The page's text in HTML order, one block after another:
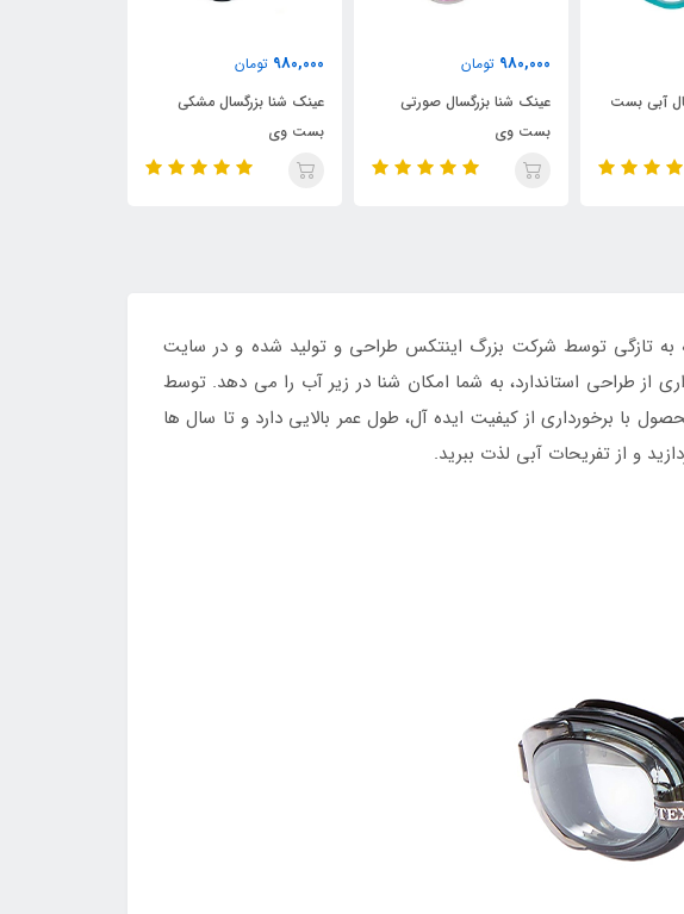
آبی بست
980,000 تومان
عینک شنا بزرگسال صورتی
بست وی
980,000 تومان
عینک شنا بزرگسال مشکی
بست وی
محصولی بی نظیر و جدید است که به تازگی توسط شرکت بزرگ اینتکس طراحی و تولید شده و در سایت
طراحی استاندارد، به شما امکان شنا در زیر آب را می دهد. توسط
با برخورداری از کیفیت ایده آل، طول عمر بالایی دارد و تا سال ها
و از تفریحات آبی لذت ببرید.